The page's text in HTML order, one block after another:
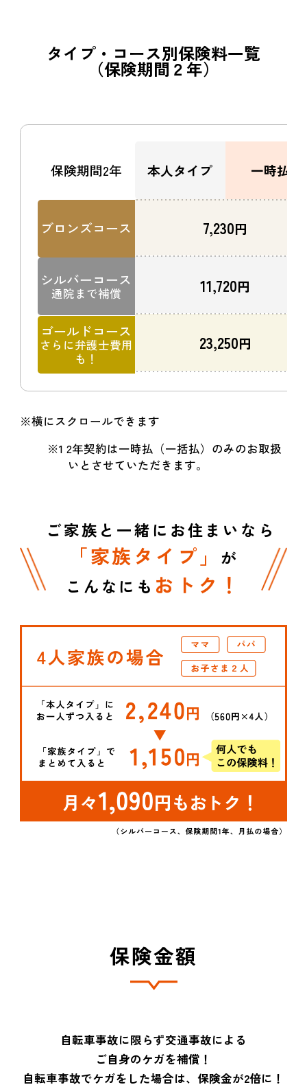
タイプ・コース別保険料一覧
（保険期間２年）
保険期間2年
ブロンズコース
シルバーコース
通院まで補償
ゴールドコース
さらに弁護士費用
も！
本人タイプ 一時払
7,230円
11,720円
23,250円
※横にスクロールできます
※1 2年契約は一時払（一括払）のみのお取扱
いとさせていただきます。
ご家族と一緒にお住まいなら
「家族タイプ」
が
こんなにも おトク！
保険金額
自転車事故に限らず交通事故による
ご自身のケガを補償！
自転車事故でケガをした場合は、保険金が2倍に！